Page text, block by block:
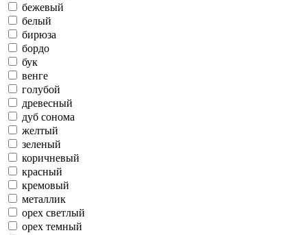
бежевый
белый
бирюза
бордо
бук
венге
голубой
древесный
дуб сонома
желтый
зеленый
коричневый
красный
кремовый
металлик
орех светлый
орех темный